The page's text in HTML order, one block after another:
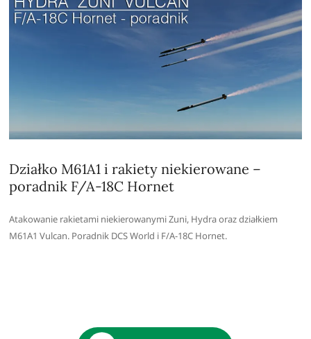
Działko M61A1 i rakiety niekierowane –
poradnik F/A-18C Hornet
Atakowanie rakietami niekierowanymi Zuni, Hydra oraz działkiem
M61A1 Vulcan. Poradnik DCS World i F/A-18C Hornet.